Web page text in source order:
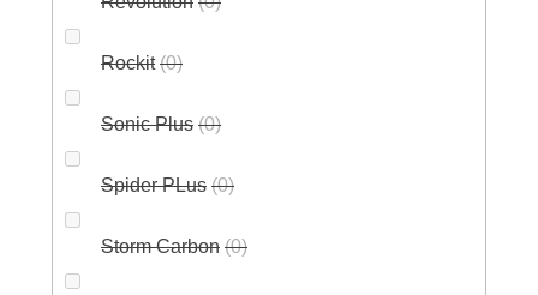
Rockit 0
Sonic Plus 0
Spider PLus 0
Storm Carbon 0